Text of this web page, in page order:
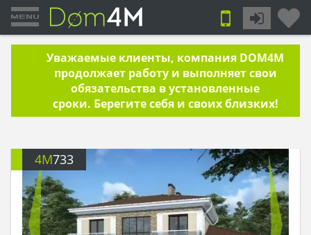
Уважаемые клиенты, компания DOM4M
продолжает работу и выполняет свои
обязательства в установленные
сроки. Берегите себя и своих близких!
4M733